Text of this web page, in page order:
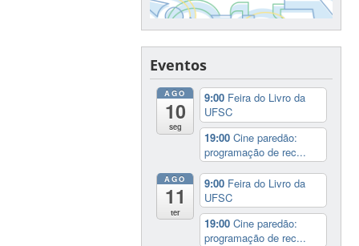
Eventos
AGO
10
seg
9:00 Feira do Livro da
UFSC
19:00Cine paredão:
programação de rec...
AGO
11
ter
9:00 Feira do Livro da
UFSC
19:00Cine paredão:
programação de rec...